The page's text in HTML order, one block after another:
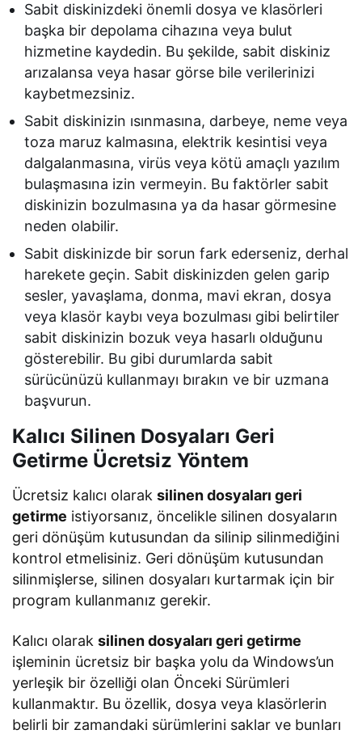
Sabit diskinizdeki önemli dosya ve klasörleri
başka bir depolama cihazına veya bulut
hizmetine kaydedin. Bu şekilde, sabit diskiniz
arızalansa veya hasar görse bile verilerinizi
kaybetmezsiniz.
Sabit diskinizin ısınmasına, darbeye, neme veya
toza maruz kalmasına, elektrik kesintisi veya
dalgalanmasına, virüs veya kötü amaçlı yazılım
bulaşmasına izin vermeyin. Bu faktörler sabit
diskinizin bozulmasına ya da hasar görmesine
neden olabilir.
Sabit diskinizde bir sorun fark ederseniz, derhal
harekete geçin. Sabit diskinizden gelen garip
sesler, yavaşlama, donma, mavi ekran, dosya
veya klasör kaybı veya bozulması gibi belirtiler
sabit diskinizin bozuk veya hasarlı olduğunu
gösterebilir. Bu gibi durumlarda sabit
sürücünüzü kullanmayı bırakın ve bir uzmana
başvurun.
Kalıcı Silinen Dosyaları Geri
Getirme Ücretsiz Yöntem
Ücretsiz kalıcı olaraksilinen dosyaları geri
getirme istiyorsanız, öncelikle silinen dosyaların
geri dönüşüm kutusundan da silinip silinmediğini
kontrol etmelisiniz. Geri dönüşüm kutusundan
silinmişlerse, silinen dosyaları kurtarmak için bir
program kullanmanız gerekir.
Kalıcı olaraksilinen dosyaları geri getirme
işleminin ücretsiz bir başka yolu da Windows’un
yerleşik bir özelliği olan Önceki Sürümleri
kullanmaktır. Bu özellik, dosya veya klasörlerin
belirli bir zamandaki sürümlerini saklar ve bunları